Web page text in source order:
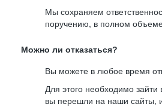
Мы сохраняем
поручению, в полном
Можно ли отказаться?
Вы можете в любое время
Для этого необходимо зайти
вы перешли на наши сайты,